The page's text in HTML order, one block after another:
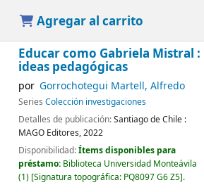
Agregar al carrito
Educar como Gabriela Mistral :
ideas pedagógicas
por Gorrochotegui Martell, Alfredo
Series Colección investigaciones
Detalles de publicación:Santiago de Chile :
MAGO Editores,2022
Disponibilidad:Ítems disponibles para
préstamo: Biblioteca Universidad Monteávila
(1) Signatura topográfica: PQ8097 G6 Z5 .